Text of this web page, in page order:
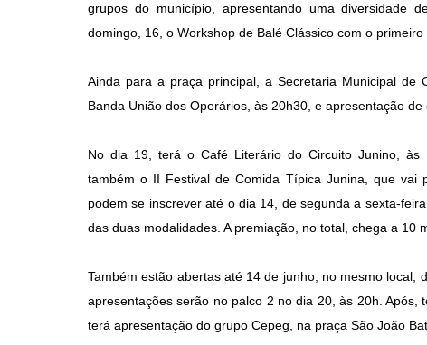
grupos do município, apresentando uma diversidade
domingo, 16, o Workshop de Balé Clássico com o
Ainda para a praça principal, a Secretaria Municipal
Banda União dos Operários, às 20h30, e apresentação de
No dia 19, terá o Café Literário do Circuito Junino, às
também o II Festival de Comida Típica Junina, que vai
podem se inscrever até o dia 14, de segunda a sexta-
das duas modalidades. A premiação, no total, chega a 10
Também estão abertas até 14 de junho, no mesmo local,
apresentações serão no palco 2 no dia 20, às 20h.
terá apresentação do grupo Cepeg, na praça São João